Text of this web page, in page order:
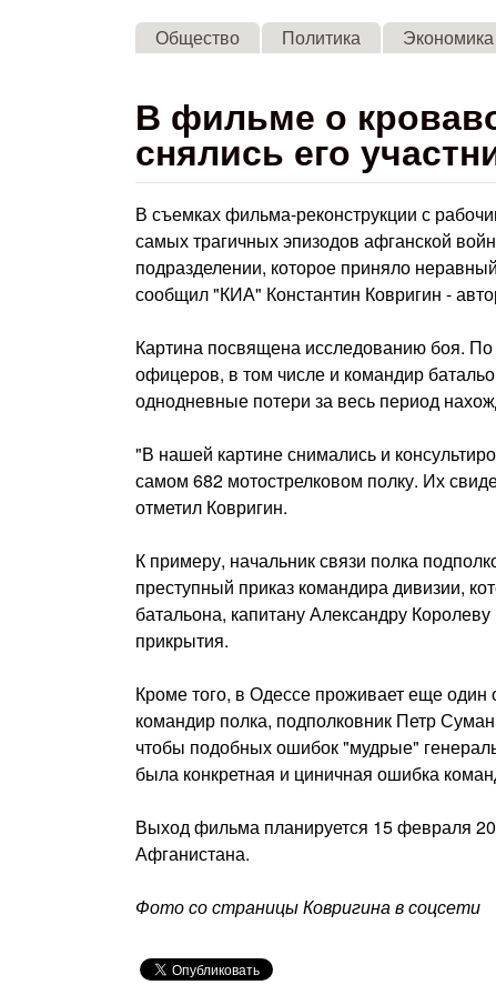
Общество Политика Экономика
В фильме о
снялись его
В съемках фильма-реконструкции с
самых трагичных эпизодов афганской
подразделении, которое приняло
сообщил "КИА" Константин Ковригин -
Картина посвящена исследованию боя. По
офицеров, в том числе и командир
однодневные потери за весь период
"В нашей картине снимались и
самом 682 мотострелковом полку. Их
отметил Ковригин.
К примеру, начальник связи полка
преступный приказ командира дивизии,
батальона, капитану Александру
прикрытия.
Кроме того, в Одессе проживает еще
командир полка, подполковник Петр
чтобы подобных ошибок "мудрые"
была конкретная и циничная ошибка
Выход фильма планируется 15 февраля
Афганистана.
Фото со страницы Ковригина в соцсети